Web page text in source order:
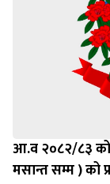
आ.व २०८२/८३ को
मसान्त सम्म ) को